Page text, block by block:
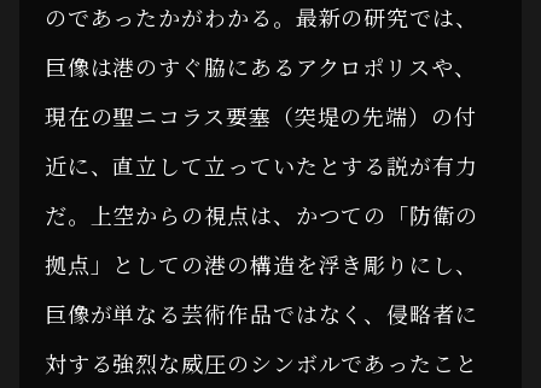
のであったかがわかる。最新の研究では、
巨像は港のすぐ脇にあるアクロポリスや、
現在の聖ニコラス要塞（突堤の先端）の付
近に、直立して立っていたとする説が有力
だ。上空からの視点は、かつての「防衛の
拠点」としての港の構造を浮き彫りにし、
巨像が単なる芸術作品ではなく、侵略者に
対する強烈な威圧のシンボルであったこと